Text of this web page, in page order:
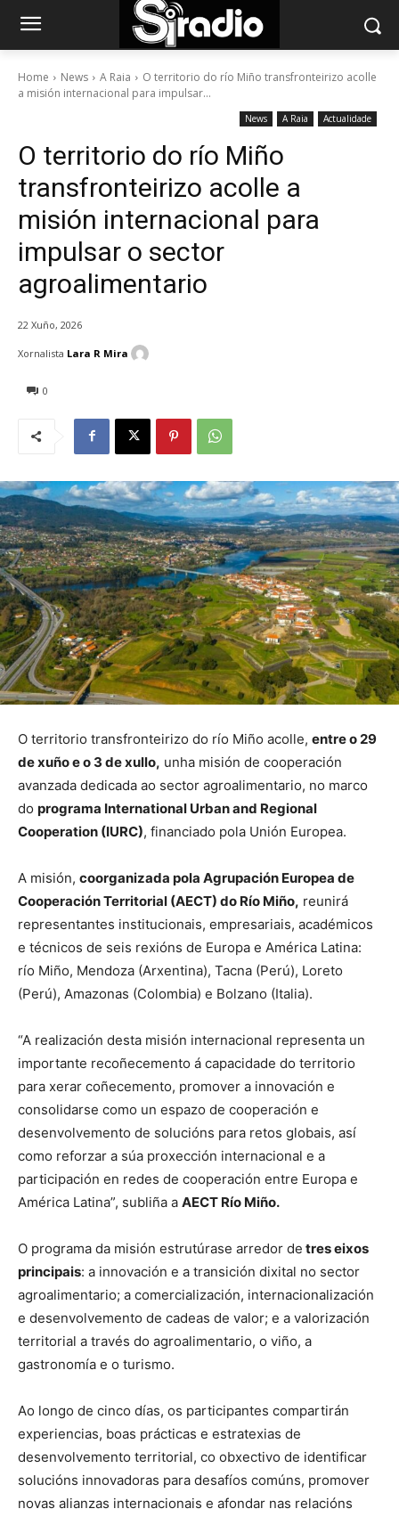
Home News A Raia
O territorio do río Miño transfronteirizo acolle
a misión internacional para impulsar...
News A Raia Actualidade
O territorio do río Miño
transfronteirizo acolle a
misión internacional para
impulsar o sector
agroalimentario
22 Xuño, 2026
0
Xornalista Lara R Mira
O territorio transfronteirizo do río Miño acolle, entre o 29
de xuño e o 3 de xullo, unha misión de cooperación
avanzada dedicada ao sector agroalimentario, no marco
do programa International Urban and Regional
Cooperation (IURC), financiado pola Unión Europea.
A misión, coorganizada pola Agrupación Europea de
Cooperación Territorial (AECT) do Río Miño, reunirá
representantes institucionais, empresariais, académicos
e técnicos de seis rexións de Europa e América Latina:
río Miño, Mendoza (Arxentina), Tacna (Perú), Loreto
(Perú), Amazonas (Colombia) e Bolzano (Italia).
“A realización desta misión internacional representa un
importante recoñecemento á capacidade do territorio
para xerar coñecemento, promover a innovación e
consolidarse como un espazo de cooperación e
desenvolvemento de solucións para retos globais, así
como reforzar a súa proxección internacional e a
participación en redes de cooperación entre Europa e
América Latina”, subliña a AECT Río Miño.
O programa da misión estrutúrase arredor de tres eixos
principais: a innovación e a transición dixital no sector
agroalimentario; a comercialización, internacionalización
e desenvolvemento de cadeas de valor; e a valorización
territorial a través do agroalimentario, o viño, a
gastronomía e o turismo.
Ao longo de cinco días, os participantes compartirán
experiencias, boas prácticas e estratexias de
desenvolvemento territorial, co obxectivo de identificar
solucións innovadoras para desafíos comúns, promover
novas alianzas internacionais e afondar nas relacións